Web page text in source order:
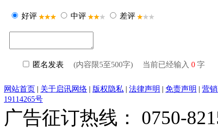
好评 中评 差评
匿名发表 (内容限5至500字) 当前已经输入 0 字
网站首页 | 关于启讯网络 | 版权隐私 | 法律声明 | 免责声明 | 营
19114265号
广告征订热线： 0750-